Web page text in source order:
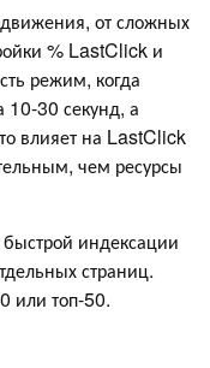
от сложных
% LastClick и
режим, когда
10-30 секунд, а
влияет на LastClick
чем ресурсы
индексации
страниц.
или топ-50.